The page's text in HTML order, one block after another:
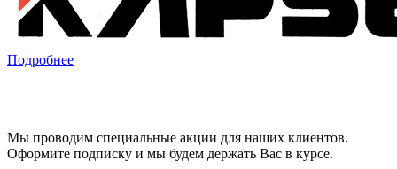
Подробнее
Мы проводим специальные акции для наших клиентов.
Оформите подписку и мы будем держать Вас в курсе.